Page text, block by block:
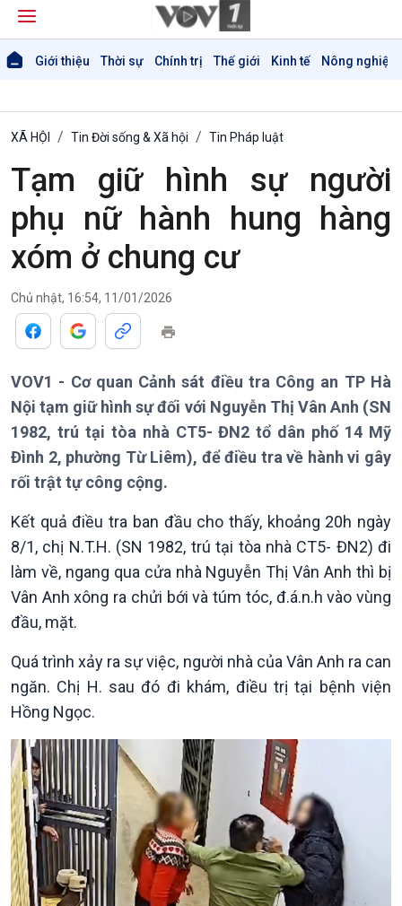
Giới thiệu Thời sự Chính trị Thế giới Kinh tế Nông nghiệp
Thời sự 6h
Thời sự 12h
Thời sự 18h
Thời sự 21h30
Theo dòng Thời sự
Tin Chính trị
Chính phủ với người dân
Quốc hội với cử tri
Xây dựng đảng
Đảng trong cuộc sống
Nhận diện sự thật
Pháp luật và đời sống
Tin thế giới
Vấn đề quốc tế
Hồ sơ sự kiện quốc tế
Thế giới & Việt Nam
Biên cương - Một dải vững
bền
XÃ HỘI Tin Đời sống & Xã hội Tin Pháp luật
Tạm giữ hình sự người
phụ nữ hành hung hàng
xóm ở chung cư
Chủ nhật, 16:54, 11/01/2026
VOV1 - Cơ quan Cảnh sát điều tra Công an TP Hà
Nội tạm giữ hình sự đối với Nguyễn Thị Vân Anh (SN
1982, trú tại tòa nhà CT5- ĐN2 tổ dân phố 14 Mỹ
Đình 2, phường Từ Liêm), để điều tra về hành vi gây
rối trật tự công cộng.
Kết quả điều tra ban đầu cho thấy, khoảng 20h ngày
8/1, chị N.T.H. (SN 1982, trú tại tòa nhà CT5- ĐN2) đi
làm về, ngang qua cửa nhà Nguyễn Thị Vân Anh thì bị
Vân Anh xông ra chửi bới và túm tóc, đ.á.n.h vào vùng
đầu, mặt.
Quá trình xảy ra sự việc, người nhà của Vân Anh ra can
ngăn. Chị H. sau đó đi khám, điều trị tại bệnh viện
Hồng Ngọc.